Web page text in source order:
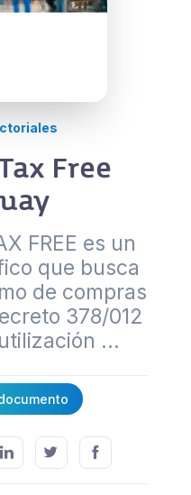
Free
FREE es un
que busca
de compras
378/012
...